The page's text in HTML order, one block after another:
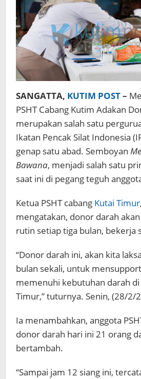
SANGATTA, KUTIM POST–
PSHT Cabang Kutim Adakan
merupakan salah satu
Ikatan Pencak Silat Indonesia
genap satu abad. Semboyan
Bawana, menjadi salah satu
saat ini di pegang teguh
Ketua PSHT cabang Kutai Timur
mengatakan, donor darah
rutin setiap tiga bulan, bekerja
“Donor darah ini, akan kita
bulan sekali, untuk
memenuhi kebutuhan darah di
Timur,” tuturnya. Senin, (28/2/
Ia menambahkan, anggota
donor darah hari ini 21 orang
bertambah.
“Sampai jam 12 siang ini,